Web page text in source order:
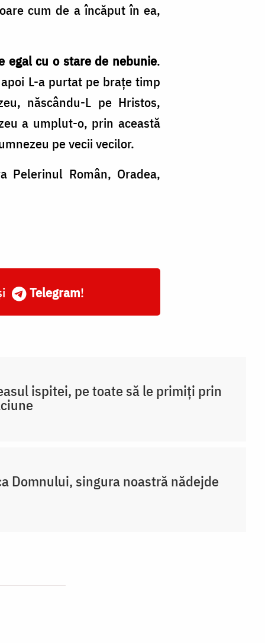
cum de a încăput în ea,
egal cu o stare de nebunie.
L-a purtat pe brațe timp
născându-L pe Hristos,
a umplut-o, prin această
pe vecii vecilor.
Pelerinul Român, Oradea,
Telegram!
ispitei, pe toate să le primiți prin
Domnului, singura noastră nădejde